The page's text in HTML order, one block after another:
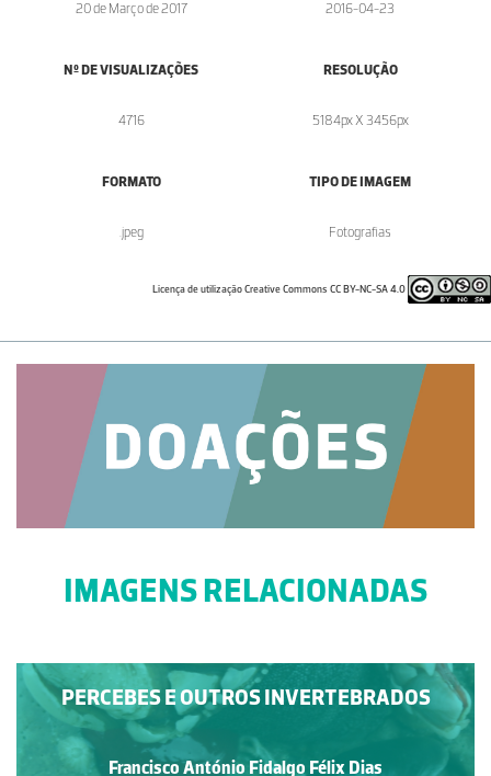
20 de Março de 2017 2016-04-23
Nº DE VISUALIZAÇÕES
4716
RESOLUÇÃO
5184px X 3456px
FORMATO
.jpeg
TIPO DE IMAGEM
Fotografias
Licença de utilização Creative Commons CC BY-NC-SA 4.0
IMAGENS RELACIONADAS
PERCEBES E OUTROS INVERTEBRADOS
Francisco António Fidalgo Félix Dias